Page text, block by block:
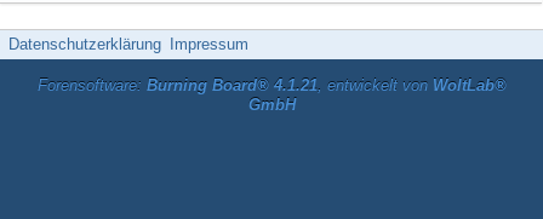
Datenschutzerklärung Impressum
Forensoftware: Burning Board® 4.1.21, entwickelt von WoltLab®
GmbH